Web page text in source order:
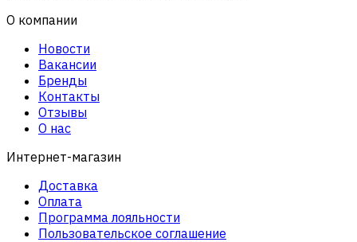
О компании
Новости
Вакансии
Бренды
Контакты
Отзывы
О нас
Интернет-магазин
Доставка
Оплата
Программа лояльности
Пользовательское соглашение